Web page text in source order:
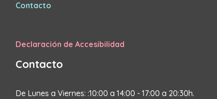
Contacto
Declaración de Accesibilidad
Contacto
De Lunes a Viernes: :10:00 a 14:00 - 17:00 a 20:30h.